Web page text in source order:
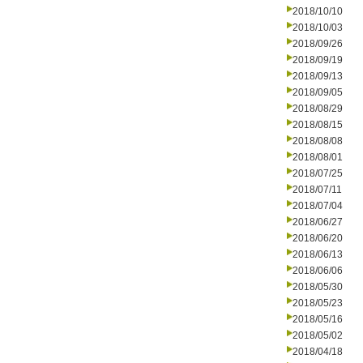
2018/10/10
2018/10/03
2018/09/26
2018/09/19
2018/09/13
2018/09/05
2018/08/29
2018/08/15
2018/08/08
2018/08/01
2018/07/25
2018/07/11
2018/07/04
2018/06/27
2018/06/20
2018/06/13
2018/06/06
2018/05/30
2018/05/23
2018/05/16
2018/05/02
2018/04/18